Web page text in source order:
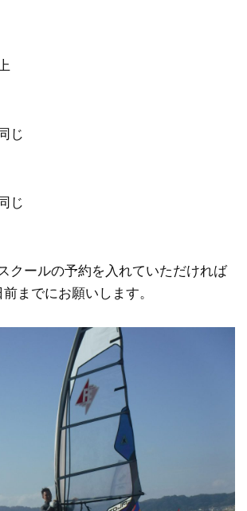
じ
じ
クールの予約を入れていただければ
までにお願いします。